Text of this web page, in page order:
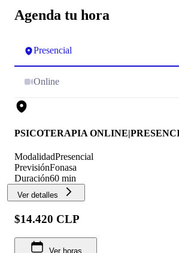
Agenda tu hora
Presencial
Online
PSICOTERAPIA
ModalidadPresencial
PrevisiónFonasa
Duración60 min
Ver detalles
$14.420 CLP
Ver horas